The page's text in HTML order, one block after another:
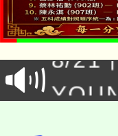
「本
8/21
徵才